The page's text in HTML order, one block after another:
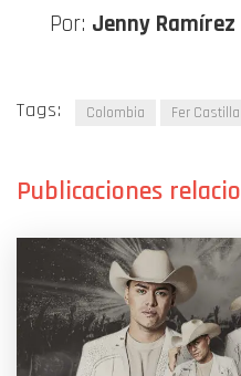
Por: Jenny Ramírez
Tags: Colombia Fer Castilla